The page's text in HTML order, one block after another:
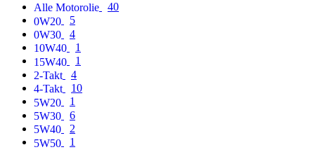
Alle Motorolie
40
0W20
5
0W30
4
10W40
1
15W40
1
2-Takt
4
4-Takt
10
5W20
1
5W30
6
5W40
2
5W50
1